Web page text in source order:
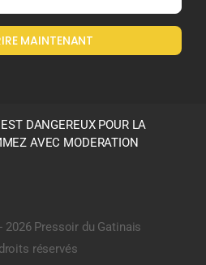
et de retours
MAINTENANT
EST DANGEREUX POUR LA
AVEC MODERATION
2026 Pressoir du Gatinais
réservés